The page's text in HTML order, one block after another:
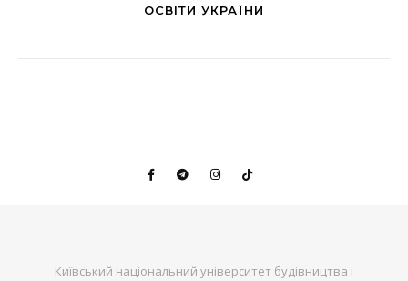
ОСВІТИ УКРАЇНИ
Київський національний університет будівництва і